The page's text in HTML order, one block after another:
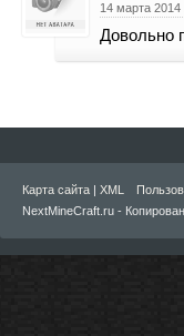
14 марта 2014
Довольно
Карта сайта | XML
NextMineCraft.ru -